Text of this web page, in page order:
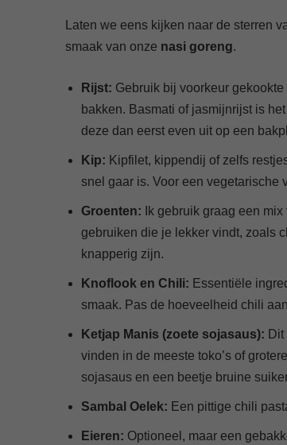
Laten we eens kijken naar de sterren
smaak van onze nasi goreng.
Rijst: Gebruik bij voorkeur
bakken. Basmati of jasmijnrijst is
deze dan eerst even uit op een
Kip: Kipfilet, kippendij of zelfs
snel gaar is. Voor een vegetarische
Groenten: Ik gebruik graag een
gebruiken die je lekker vindt, zoals
knapperig zijn.
Knoflook en Chili: Essentiële
smaak. Pas de hoeveelheid chili
Ketjap Manis (zoete sojasaus):
vinden in de meeste toko’s of
sojasaus en een beetje bruine suiker
Sambal Oelek: Een pittige chili
Eieren: Optioneel, maar een